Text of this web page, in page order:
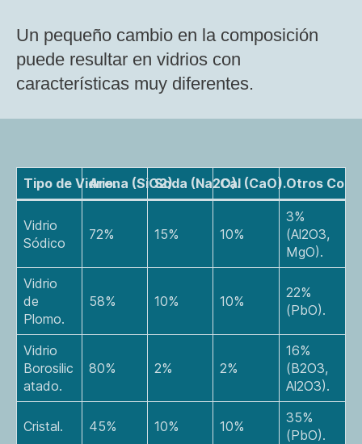
Un pequeño cambio en la composición
puede resultar en vidrios con
características muy diferentes.
Tipo de Vidrio.Arena (SiO2).Soda (Na2O).Cal (CaO).Otros
Vidrio
Sódico
72% 15% 10%
3%
(Al2O3,
MgO).
Vidrio
de
Plomo.
58% 10% 10%
22%
(PbO).
Vidrio
Borosilic
atado.
80% 2% 2%
16%
(B2O3,
Al2O3).
Cristal. 45% 10% 10%
35%
(PbO).